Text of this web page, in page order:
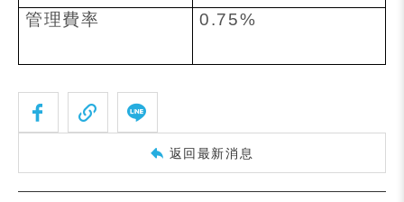
管理費率 0.75%
返回最新消息